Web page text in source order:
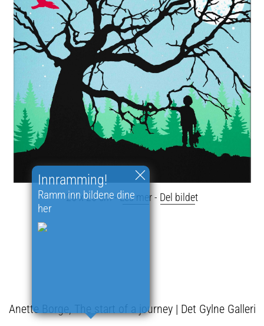
25 x 25 cm -Les mer - Del bildet
Innramming!
Ramm inn bildene dine
her
Anette Borge, The start of a journey | Det Gylne Galleri